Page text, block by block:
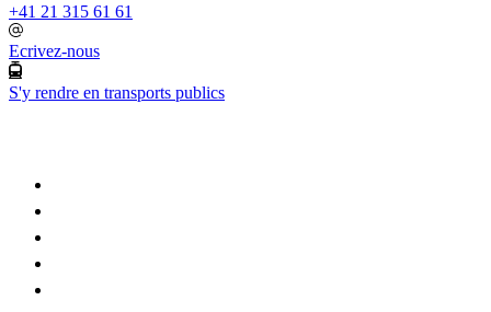
+41 21 315 61 61
Ecrivez-nous
S'y rendre en transports publics